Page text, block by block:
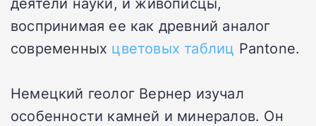
воспринимая ее как древний аналог
современных цветовых таблиц Pantone.
Немецкий геолог Вернер изучал
особенности камней и минералов. Он